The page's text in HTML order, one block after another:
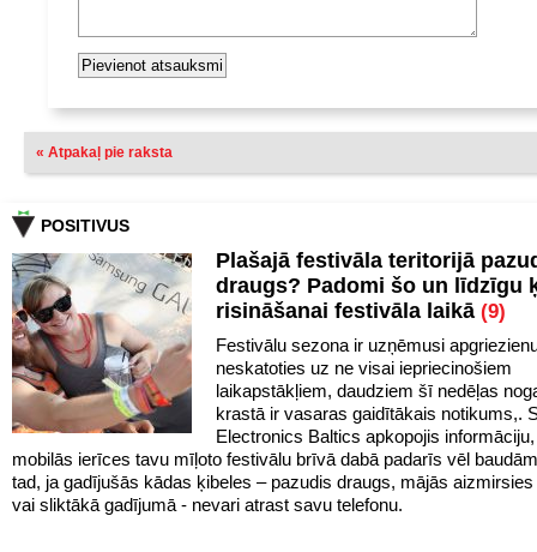
« Atpakaļ pie raksta
POSITIVUS
Plašajā festivāla teritorijā
draugs? Padomi šo un līdzīgu
risināšanai festivāla laikā (9)
Festivālu sezona ir uzņēmusi
neskatoties uz ne visai iepriecinošiem
laikapstākļiem, daudziem šī nedēļas
krastā ir vasaras gaidītākais notikums,.
Electronics Baltics apkopojis
mobilās ierīces tavu mīļoto festivālu brīvā dabā padarīs vēl
tad, ja gadījušās kādas ķibeles – pazudis draugs, mājās aizmirsies
vai sliktākā gadījumā - nevari atrast savu telefonu.